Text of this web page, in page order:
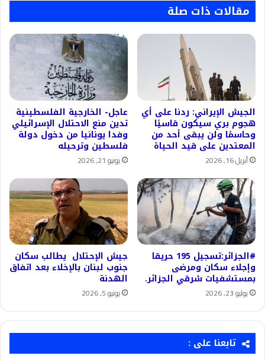
مقالات ذات صلة
الجيش الإيراني: ردنا على أي
هجوم بري سيكون قاسيًا
وحاسمًا ولن يبقى أحد من
المعتدين على قيد الحياة
أبريل 16, 2026
عاجل- الخارجية الفلسطينية
تدين منع الاحتلال الإسرائيلي
وفدا يونانيا من دخول دولة
فلسطين وترحيله
يونيو 21, 2026
#الجزائر:تسجيل 195 حريقا
وإجلاء سكان ومرضى
بمستشفيات شرقي الجزائر.
يوليو 23, 2026
جيش الإحتلال يطالب سكان
جنوب لبنان بالإخلاء بعد اتفاق
الهدنة
يونيو 5, 2026
تابعنا على :